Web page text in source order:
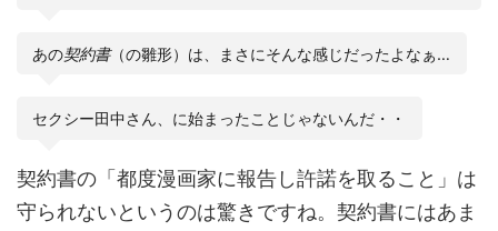
あの契約書（の雛形）は、まさにそんな感じだったよなぁ…
セクシー田中さん、に始まったことじゃないんだ・・
契約書の「都度漫画家に報告し許諾を取ること」は
守られないというのは驚きですね。契約書にはあま